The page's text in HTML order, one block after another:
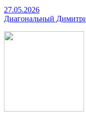
27.05.2026
Диагональный